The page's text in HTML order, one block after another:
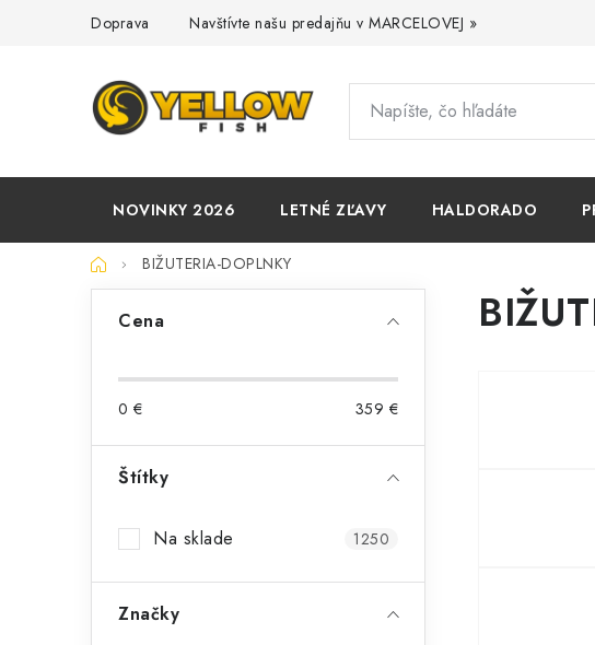
Doprava Navštívte našu predajňu v MARCELOVEJ »
NOVINKY 2026 LETNÉ ZĽAVY HALDORADO
DomovBIŽUTERIA-DOPLNKY
n
n
Cena
0 € 359 €
Štítky
Na sklade 1250
Značky